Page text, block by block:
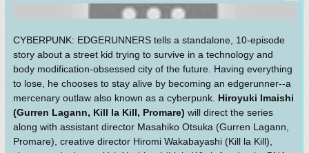
CYBERPUNK: EDGERUNNERS tells a standalone, 10-episode
story about a street kid trying to survive in a technology and
body modification-obsessed city of the future. Having everything
to lose, he chooses to stay alive by becoming an edgerunner--a
mercenary outlaw also known as a cyberpunk. Hiroyuki Imaishi
(Gurren Lagann, Kill la Kill, Promare) will direct the series
along with assistant director Masahiko Otsuka (Gurren Lagann,
Promare), creative director Hiromi Wakabayashi (Kill la Kill),